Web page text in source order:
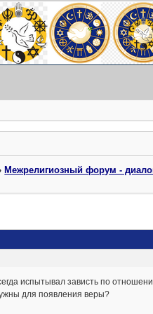
Межрелигиозный форум -
испытывал зависть по
для появления веры?